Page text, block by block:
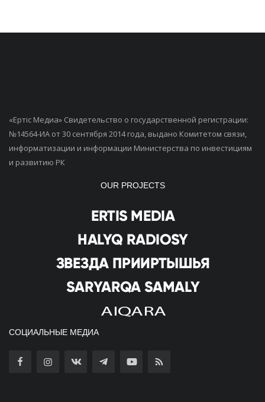
«Ертiс Медиа» Свидетельство о государственной регистрации:
№14564-ИА от 30 сентября 2014 года, выдано Комитетом связи,
информатизации и информации Министерства по инвестициям
и развитию РК
OUR PROJECTS
СОЦИАЛЬНЫЕ МЕДИА